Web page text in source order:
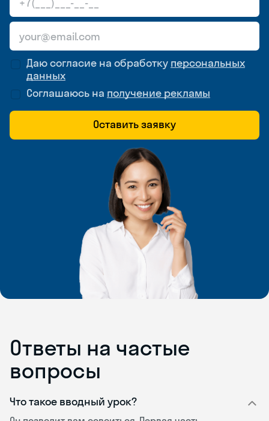
Даю согласие на обработку персональных
данных
Соглашаюсь на получение рекламы
Оставить заявку
Ответы на частые
вопросы
Что такое вводный урок?